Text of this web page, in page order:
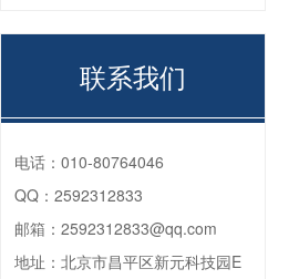
联系我们
电话： 010-80764046
QQ： 2592312833
邮箱： 2592312833@qq.com
地址： 北京市昌平区新元科技园E